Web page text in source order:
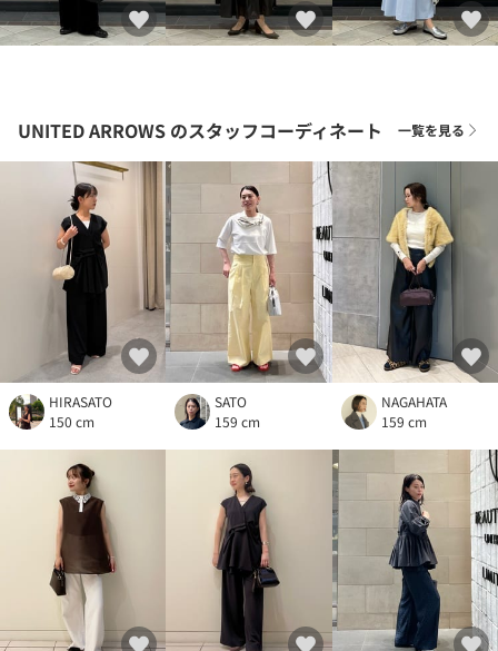
UNITED ARROWS のスタッフコーディネート 一覧を見る
HIRASATO
150 cm
SATO
159 cm
NAGAHATA
159 cm